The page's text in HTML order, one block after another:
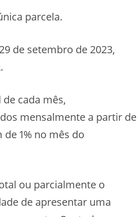
parcela.
de setembro de 2023,
cada mês,
mensalmente a partir de
1% no mês do
ou parcialmente o
de apresentar uma